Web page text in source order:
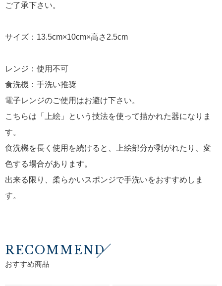
ご了承下さい。
サイズ：13.5cm×10cm×高さ2.5cm
レンジ：使用不可
食洗機：手洗い推奨
電子レンジのご使用はお避け下さい。
こちらは「上絵」という技法を使って描かれた器になりま
す。
食洗機を長く使用を続けると、上絵部分が剥がれたり、変
色する場合があります。
出来る限り、柔らかいスポンジで手洗いをおすすめしま
す。
RECOMMEND
おすすめ商品